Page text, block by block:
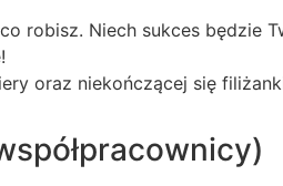
robisz. Niech sukces będzie
oraz niekończącej się